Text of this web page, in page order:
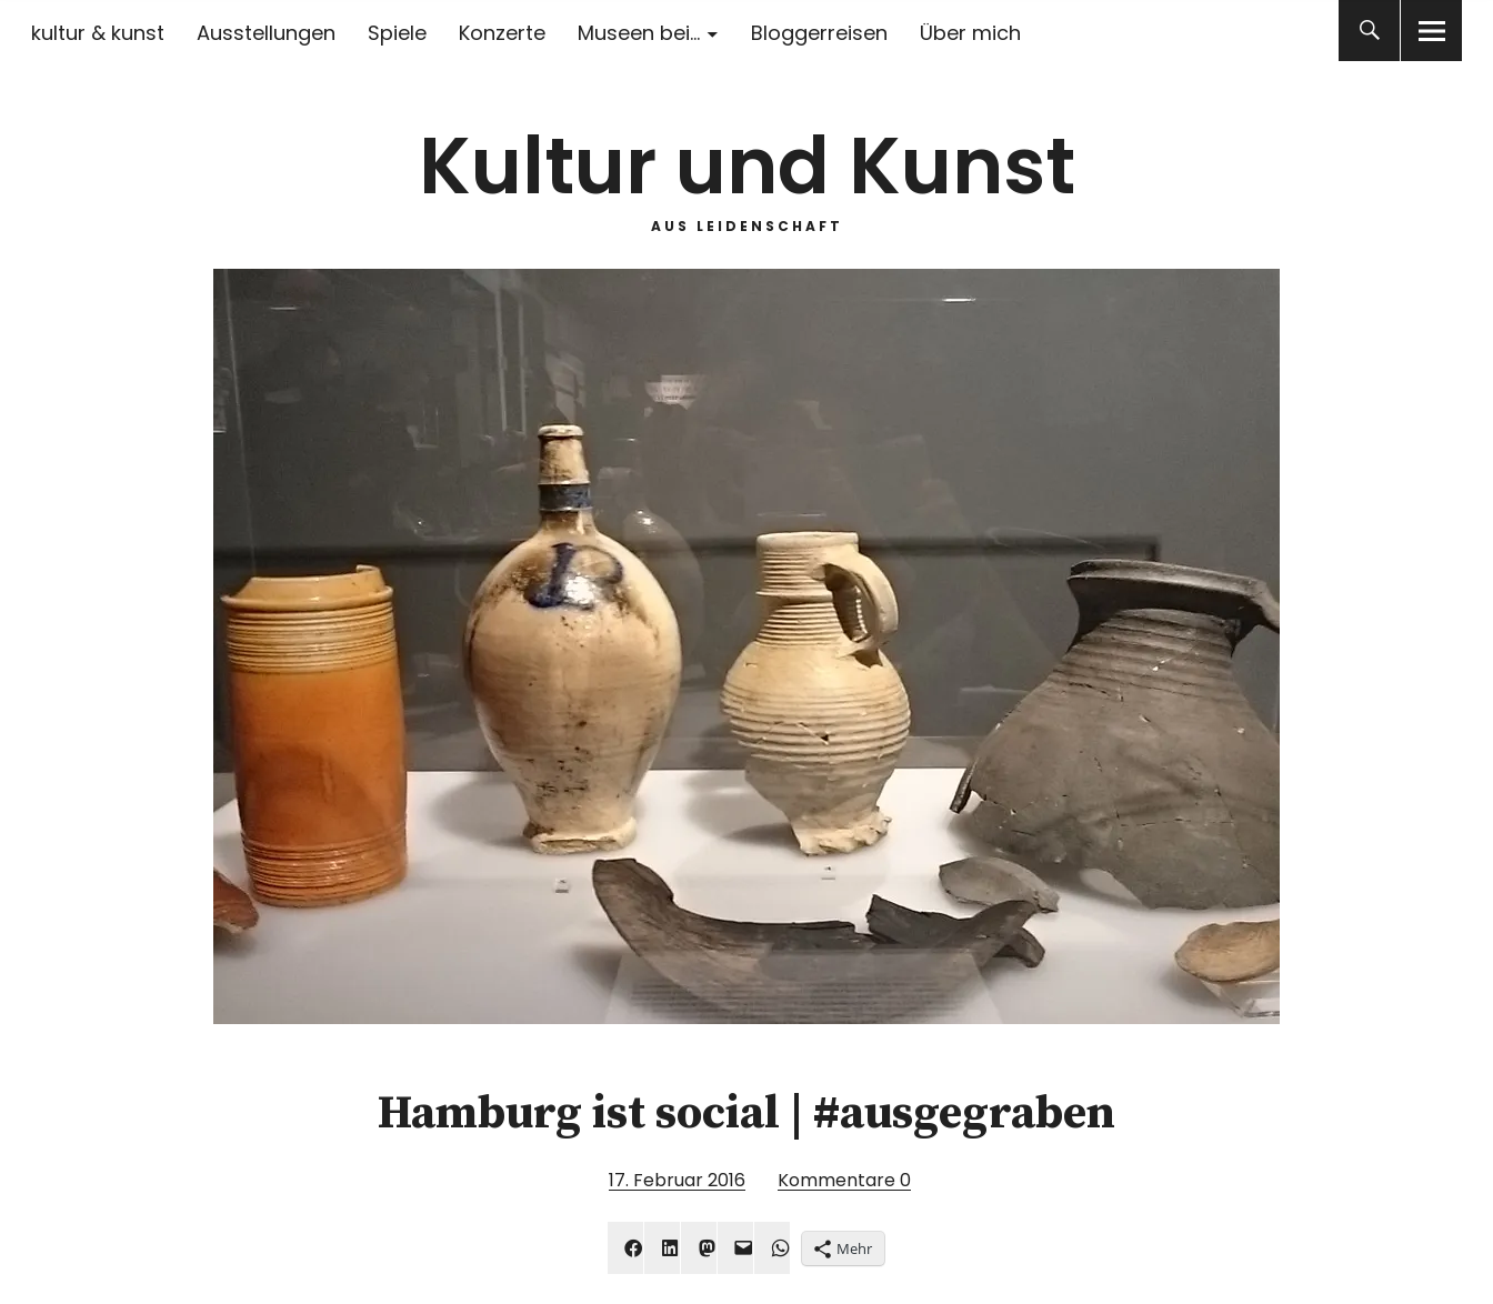
kultur & kunst Ausstellungen Spiele Konzerte Museen bei… Bloggerreisen Über mich
Kultur und Kunst
AUS LEIDENSCHAFT
Hamburg ist social | #ausgegraben
17. Februar 2016 Kommentare0
Mehr